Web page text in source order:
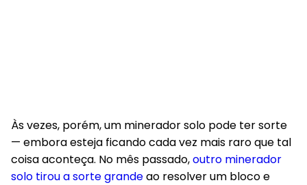
Às vezes, porém, um minerador solo pode ter sorte
— embora esteja ficando cada vez mais raro que tal
coisa aconteça. No mês passado,outro minerador
solo tirou a sorte grandeao resolver um bloco e